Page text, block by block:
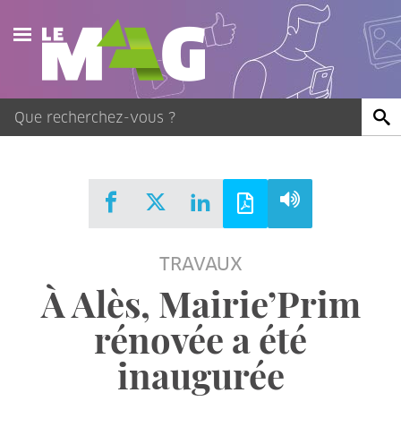
Actualités
Agenda
Publications
TRAVAUX
À Alès, Mairie’Prim
rénovée a été
inaugurée